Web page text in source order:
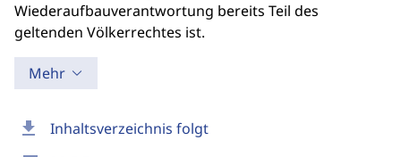
download Inhaltsverzeichnis folgt
Wiederaufbauverantwortung bereits Teil des
geltenden Völkerrechtes ist.
Mehr